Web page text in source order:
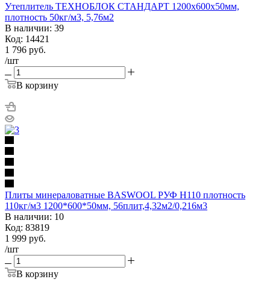
Утеплитель ТЕХНОБЛОК СТАНДАРТ 1200х600х50мм,
плотность 50кг/м3, 5,76м2
В наличии: 39
Код: 14421
1 796 руб.
/шт
В корзину
Плиты минераловатные BASWOOL РУФ Н110 плотность
110кг/м3 1200*600*50мм, 56плит,4,32м2/0,216м3
В наличии: 10
Код: 83819
1 999 руб.
/шт
В корзину